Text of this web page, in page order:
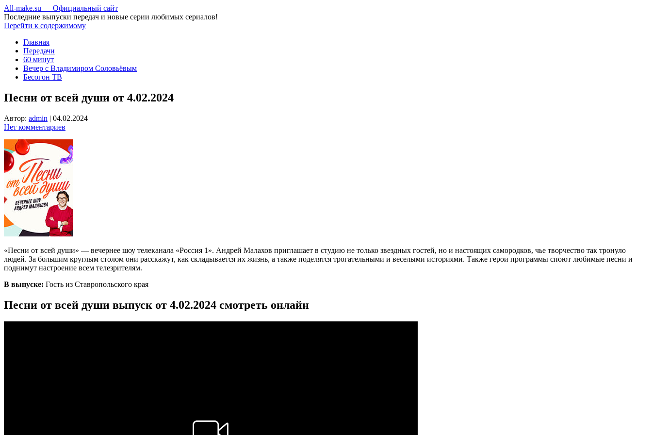
All-make.su — Официальный сайт
Последние выпуски передач и новые серии любимых сериалов!
Перейти к содержимому
Главная
Передачи
60 минут
Вечер с Владимиром Соловьёвым
Бесогон ТВ
Песни от всей души от 4.02.2024
Автор: admin | 04.02.2024
Нет комментариев
«Песни от всей души» — вечернее шоу телеканала «Россия 1». Андрей Малахов приглашает в студию не только звездных гостей, но и настоящих самородков, чье творчество так тронуло
людей. За большим круглым столом они расскажут, как складывается их жизнь, а также поделятся трогательными и веселыми историями. Также герои программы споют любимые песни и
поднимут настроение всем телезрителям.
В выпуске: Гость из Ставропольского края
Песни от всей души выпуск от 4.02.2024 смотреть онлайн